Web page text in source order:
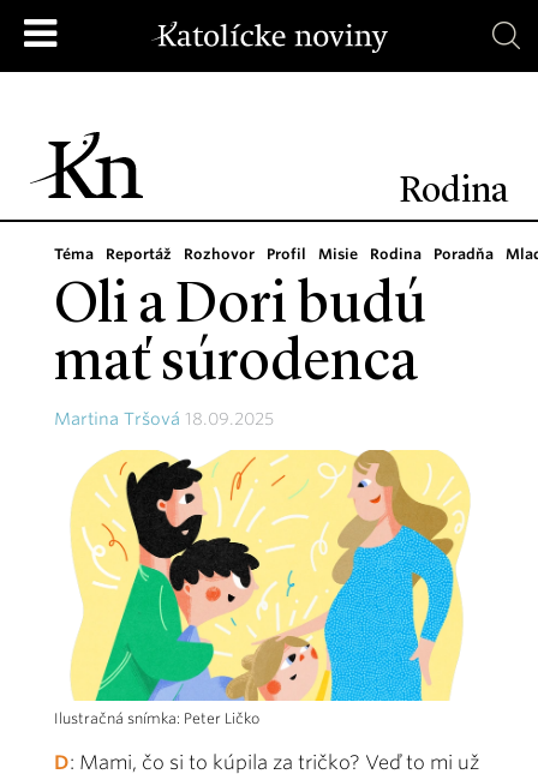
Rodina
Téma Reportáž Rozhovor Profil Misie Rodina Poradňa
Oli a Dori budú
mať súrodenca
Martina Tršová 18.09.2025
Ilustračná snímka: Peter Ličko
D: Mami, čo si to kúpila za tričko? Veď to mi už